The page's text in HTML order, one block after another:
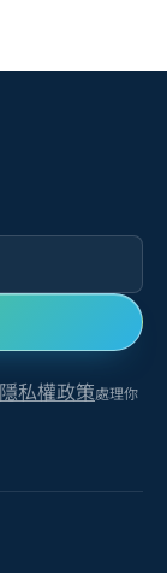
隱私權政策處理你